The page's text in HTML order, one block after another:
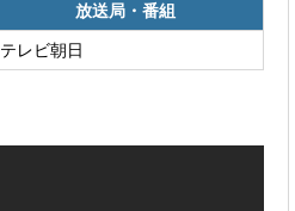
放送局・番組
テレビ朝日